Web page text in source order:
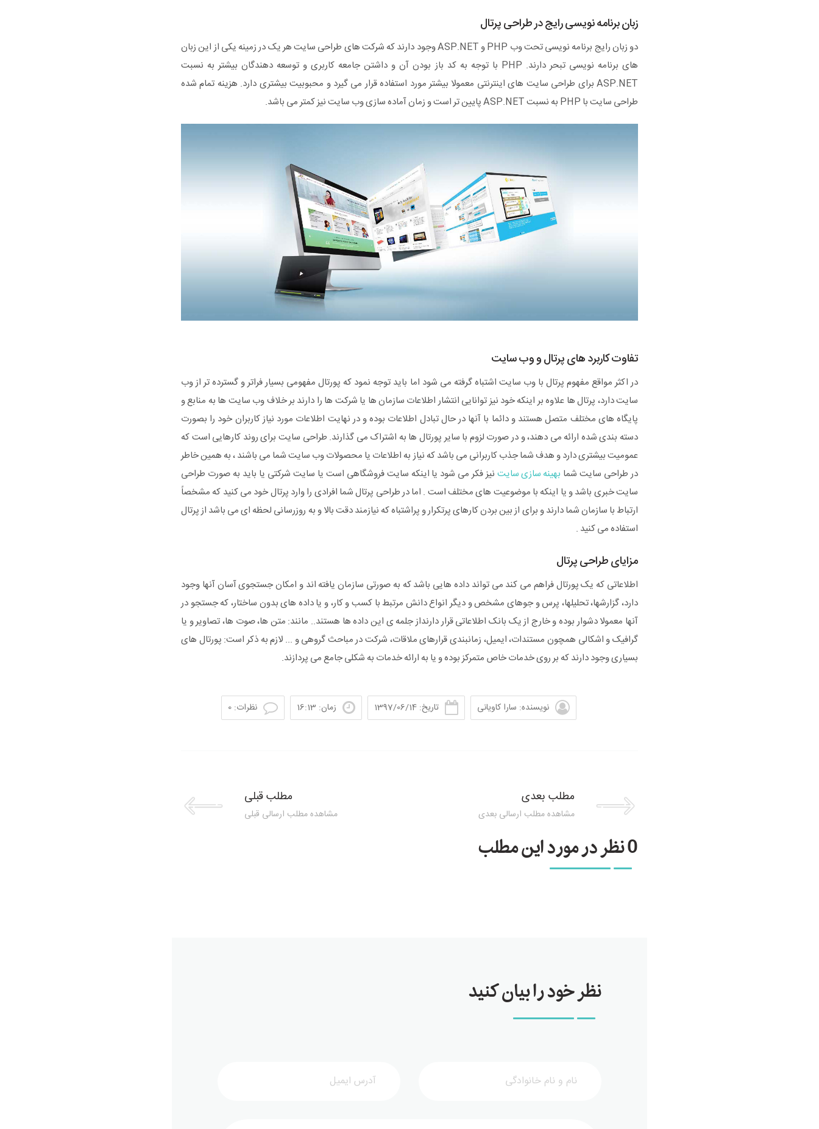
زبان برنامه نویسی رایج در طراحی پرتال
دو زبان رایج برنامه نویسی تحت وب PHP و ASP.NET وجود دارند که شرکت های طراحی سایت هر یک در زمینه یکی از این زبان
های برنامه نویسی تبحر دارند. PHP با توجه به کد باز بودن آن و داشتن جامعه کاربری و توسعه دهندگان بیشتر به نسبت
ASP.NET برای طراحی سایت های اینترنتی معمولا بیشتر مورد استفاده قرار می گیرد و محبوبیت بیشتری دارد. هزینه تمام شده
طراحی سایت با PHP به نسبت ASP.NET پایین تر است و زمان آماده سازی وب سایت نیز کمتر می باشد.
تفاوت کاربرد های پرتال و وب سایت
در اکثر مواقع مفهوم پرتال با وب سایت اشتباه گرفته می شود اما باید توجه نمود که پورتال مفهومی بسیار فراتر و گسترده تر از وب
سایت دارد، پرتال ها علاوه بر اینکه خود نیز توانایی انتشار اطلاعات سازمان ها یا شرکت ها را دارند بر خلاف وب سایت ها به منابع و
پایگاه های مختلف متصل هستند و دائما با آنها در حال تبادل اطلاعات بوده و در نهایت اطلاعات مورد نیاز کاربران خود را بصورت
دسته بندی شده ارائه می دهند، و در صورت لزوم با سایر پورتال ها به اشتراک می گذارند. طراحی سایت برای روند کارهایی است که
عمومیت بیشتری دارد و هدف شما جذب کاربرانی می باشد که نیاز به اطلاعات یا محصولات وب سایت شما می باشند ، به همین خاطر
در طراحی سایت شما بهینه سازی سایتنیز فکر می شود یا اینکه سایت فروشگاهی است یا سایت شرکتی یا باید به صورت طراحی
سایت خبری باشد و یا اینکه با موضوعیت های مختلف است . اما در طراحی پرتال شما افرادی را وارد پرتال خود می کنید که مشخصاً
ارتباط با سازمان شما دارند و برای از بین بردن کارهای پرتکرار و پراشتباه که نیازمند دقت بالا و به روزرسانی لحظه ای می باشد از پرتال
استفاده می کنید .
مزایای طراحی پرتال
اطلاعاتی که یک پورتال فراهم می کند می تواند داده هایی باشد که به صورتی سازمان یافته اند و امکان جستجوی آسان آنها وجود
دارد، گزارشها، تحلیلها، پرس و جوهای مشخص و دیگر انواع دانش مرتبط با کسب و کار، و یا داده های بدون ساختار، که جستجو در
آنها معمولا دشوار بوده و خارج از یک بانک اطلاعاتی قرار دارنداز جلمه ی این داده ها هستند.. مانند: متن ها، صوت ها، تصاویر و یا
گرافیک و اشکالی همچون مستندات، ایمیل، زمانبندی قرارهای ملاقات، شرکت در مباحث گروهی و ... لازم به ذکر است: پورتال های
بسیاری وجود دارند که بر روی خدمات خاص متمرکز بوده و یا به ارائه خدمات به شکلی جامع می پردازند.
نویسنده: سارا کاویانی تاریخ: 1397/06/14 زمان: 16:13 نظرات: 0
مطلب قبلی
مشاهده مطلب ارسالی قبلی
مطلب بعدی
مشاهده مطلب ارسالی بعدی
0 نظر در مورد این مطلب
نظر خود را بیان کنید